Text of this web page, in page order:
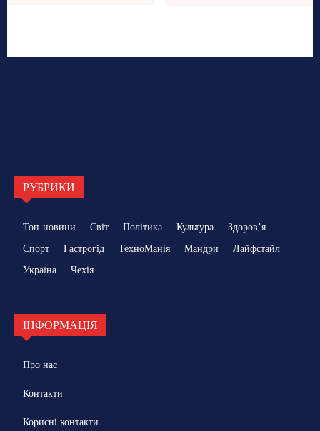
РУБРИКИ
Топ-новини Світ Політика Культура
Здоровʼя
Спорт
Гастрогід ТехноМанія Мандри
Лайфстайл
Україна
Чехія
ІНФОРМАЦІЯ
Про нас
Контакти
Корисні контакти